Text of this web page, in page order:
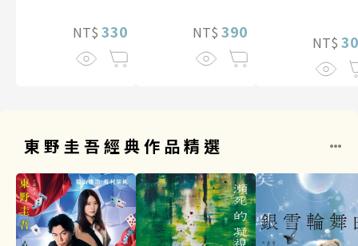
NT$ 330 NT$ 390
NT$
東野圭吾經典作品精選